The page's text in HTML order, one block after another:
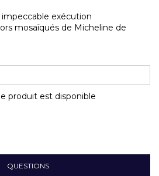
exécution
mosaïqués de Micheline de
produit est disponible
QUESTIONS